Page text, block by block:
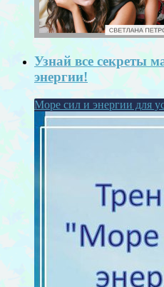
Узнай все секреты
энергии!
Море сил и энергии для